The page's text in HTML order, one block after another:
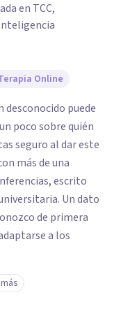
en TCC,
Online
desconocido puede
poco sobre quién
seguro al dar este
más de una
escrito
Un dato
de primera
a los